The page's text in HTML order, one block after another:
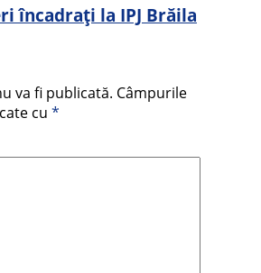
încadrați la IPJ Brăila
va fi publicată. Câmpurile
cu *